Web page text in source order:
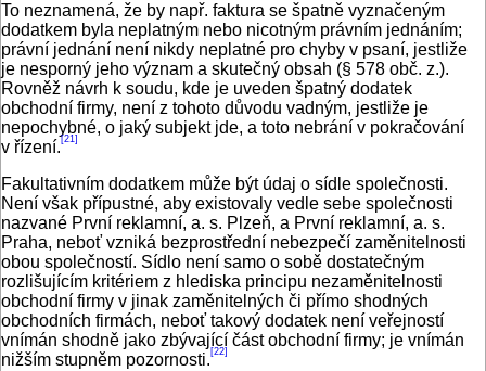
To neznamená, že by např. faktura se špatně vyznačeným
dodatkem byla neplatným nebo nicotným právním jednáním;
právní jednání není nikdy neplatné pro chyby v psaní, jestliže
je nesporný jeho význam a skutečný obsah (§ 578 obč. z.).
Rovněž návrh k soudu, kde je uveden špatný dodatek
obchodní firmy, není z tohoto důvodu vadným, jestliže je
nepochybné, o jaký subjekt jde, a toto nebrání v pokračování
v řízení.[21]
Fakultativním dodatkem může být údaj o sídle společnosti.
Není však přípustné, aby existovaly vedle sebe společnosti
nazvané První reklamní, a. s. Plzeň, a První reklamní, a. s.
Praha, neboť vzniká bezprostřední nebezpečí zaměnitelnosti
obou společností. Sídlo není samo o sobě dostatečným
rozlišujícím kritériem z hlediska principu nezaměnitelnosti
obchodní firmy v jinak zaměnitelných či přímo shodných
obchodních firmách, neboť takový dodatek není veřejností
vnímán shodně jako zbývající část obchodní firmy; je vnímán
nižším stupněm pozornosti. [22]